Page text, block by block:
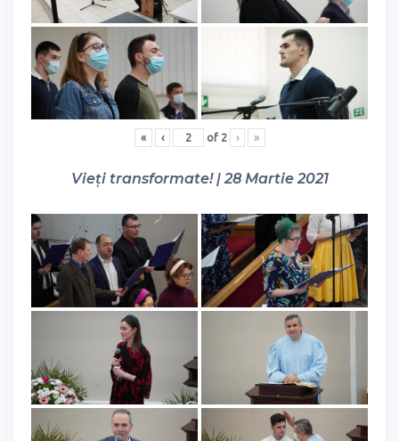
« ‹ of 2 › »
Vieți transformate! | 28 Martie 2021